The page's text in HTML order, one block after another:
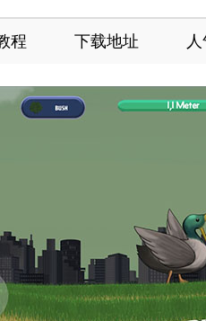
程 下载地址